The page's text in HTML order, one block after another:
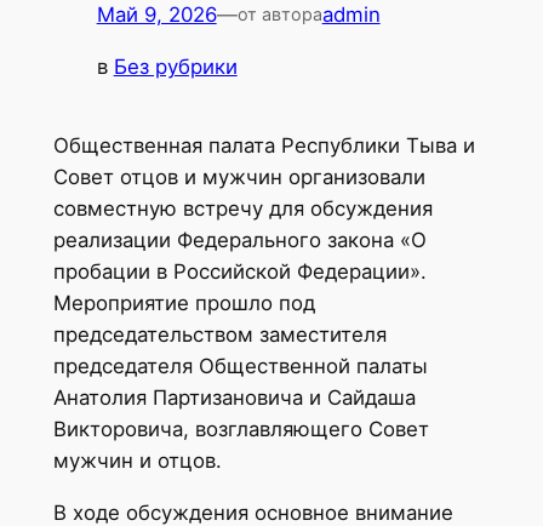
Май 9, 2026—от автораadmin
в Без рубрики
Общественная палата Республики Тыва и
Совет отцов и мужчин организовали
совместную встречу для обсуждения
реализации Федерального закона «О
пробации в Российской Федерации».
Мероприятие прошло под
председательством заместителя
председателя Общественной палаты
Анатолия Партизановича и Сайдаша
Викторовича, возглавляющего Совет
мужчин и отцов.
В ходе обсуждения основное внимание